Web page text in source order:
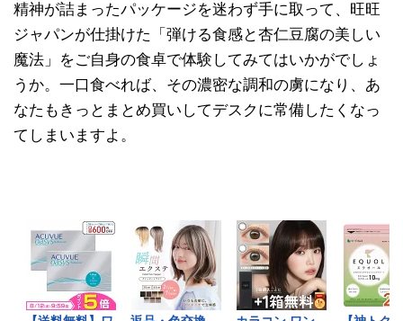
精神が詰まったパッケージを迷わず手に取って、旺旺
ジャパンが仕掛けた「弾ける食感と杏仁豆腐の美しい
魔法」をご自身の食卓で体験してみてはいかがでしょ
うか。一口食べれば、その濃密な調和の虜になり、あ
なたもきっとまとめ買いしてデスクに常備したくなっ
てしまいますよ。